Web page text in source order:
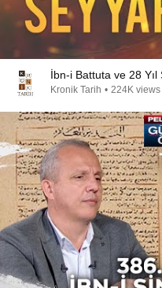
İbn-i Battuta ve 28
Kronik Tarih • 224K views